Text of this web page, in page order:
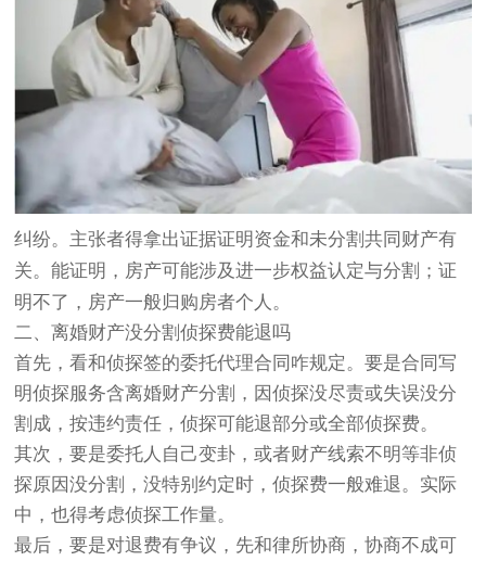
纠纷。主张者得拿出证据证明资金和未分割共同财产有
关。能证明，房产可能涉及进一步权益认定与分割；证
明不了，房产一般归购房者个人。
二、离婚财产没分割侦探费能退吗
首先，看和侦探签的委托代理合同咋规定。要是合同写
明侦探服务含离婚财产分割，因侦探没尽责或失误没分
割成，按违约责任，侦探可能退部分或全部侦探费。
其次，要是委托人自己变卦，或者财产线索不明等非侦
探原因没分割，没特别约定时，侦探费一般难退。实际
中，也得考虑侦探工作量。
最后，要是对退费有争议，先和律所协商，协商不成可